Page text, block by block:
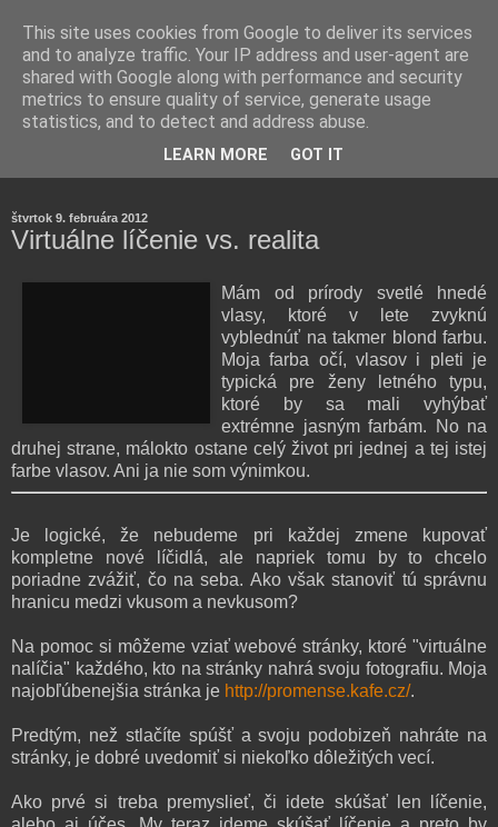
rozoberá témy o zdraví, živote a všetko možné.
štvrtok 9. februára 2012
Virtuálne líčenie vs. realita
Mám od prírody svetlé hnedé
vlasy, ktoré v lete zvyknú
vyblednúť na takmer blond farbu.
Moja farba očí, vlasov i pleti je
typická pre ženy letného typu,
ktoré by sa mali vyhýbať
extrémne jasným farbám. No na
druhej strane, málokto ostane celý život pri jednej a tej istej
farbe vlasov. Ani ja nie som výnimkou.
Je logické, že nebudeme pri každej zmene kupovať
kompletne nové líčidlá, ale napriek tomu by to chcelo
poriadne zvážiť, čo na seba. Ako však stanoviť tú správnu
hranicu medzi vkusom a nevkusom?
Na pomoc si môžeme vziať webové stránky, ktoré "virtuálne
nalíčia" každého, kto na stránky nahrá svoju fotografiu. Moja
najobľúbenejšia stránka je http://promense.kafe.cz/.
Predtým, než stlačíte spúšť a svoju podobizeň nahráte na
stránky, je dobré uvedomiť si niekoľko dôležitých vecí.
Ako prvé si treba premyslieť, či idete skúšať len líčenie,
This site uses cookies from Google to deliver its services
and to analyze traffic. Your IP address and user-agent are
shared with Google along with performance and security
metrics to ensure quality of service, generate usage
statistics, and to detect and address abuse.
LEARN MORE GOT IT